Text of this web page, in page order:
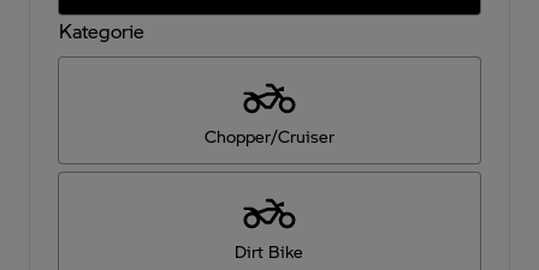
Kategorie
Chopper/Cruiser
Dirt Bike